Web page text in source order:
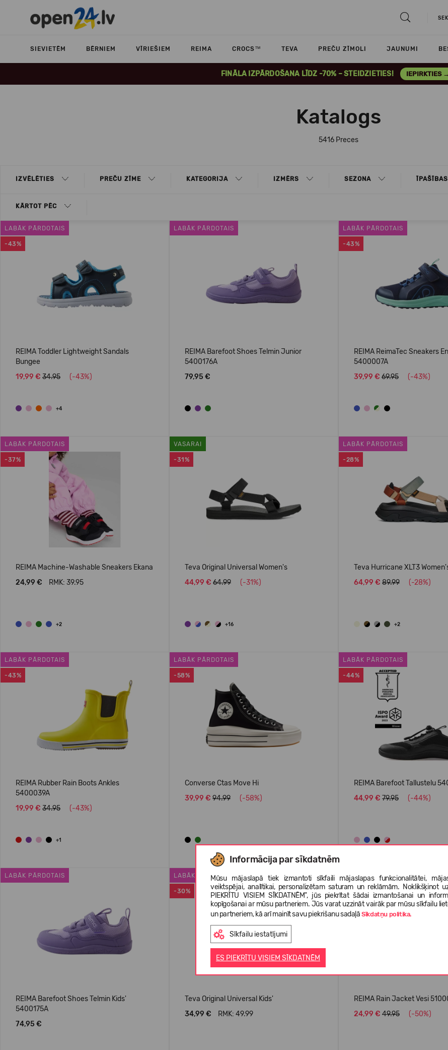
SIEVIETĒM BĒRNIEM VĪRIEŠIEM REIMA CROCS™ TEVA PREČU ZĪMOLI JAUNUMI
FINĀLA IZPĀRDOŠANA LĪDZ -70% – STEIDZIETIES! IEPIRKTIES →
Informācija par sīkdatnēm
Mūsu mājaslapā tiek izmantoti sīkfaili mājaslapas funkcionalitātei,
veiktspējai, analītikai, personalizētam saturam un reklāmām. Noklikšķinot
PIEKRĪTU VISIEM SĪKDATNĒM", jūs piekrītat šādai izmantošanai un
kopīgošanai ar mūsu partneriem. Jūs varat uzzināt vairāk par mūsu sīkfailu
un partneriem, kā arī mainīt savu piekrišanu sadaļāSīkdatņu politika.
Sīkfailu iestatījumi
ES PIEKRĪTU VISIEM SĪKDATNĒM
Katalogs
5416 Preces
IZVĒLĒTIES PREČU ZĪME KATEGORIJA IZMĒRS SEZONA ĪPAŠĪBAS
KĀRTOT PĒC
-43%
LABĀK PĀRDOTAIS
REIMA Toddler Lightweight Sandals
Bungee
19,99 € 34.95 (-43%)
+4
LABĀK PĀRDOTAIS
REIMA Barefoot Shoes Telmin Junior
5400176A
79,95 €
-43%
LABĀK PĀRDOTAIS
REIMA ReimaTec Sneakers
5400007A
39,99 € 69.95 (-43%)
-37%
LABĀK PĀRDOTAIS
REIMA Machine-Washable Sneakers Ekana
24,99 €
RMK: 39.95
+2
-31%
VASARAI
Teva Original Universal Women's
44,99 € 64.99 (-31%)
+16
-28%
LABĀK PĀRDOTAIS
Teva Hurricane XLT3
64,99 € 89.99 (-28%)
+2
-43%
LABĀK PĀRDOTAIS
REIMA Rubber Rain Boots Ankles
5400039A
19,99 € 34.95 (-43%)
+1
-58%
LABĀK PĀRDOTAIS
Converse Ctas Move Hi
39,99 € 94.99 (-58%)
-44%
LABĀK PĀRDOTAIS
REIMA Barefoot Tallustelu
44,99 € 79.95 (-44%)
LABĀK PĀRDOTAIS
REIMA Barefoot Shoes Telmin Kids'
5400175A
74,95 €
-30%
LABĀK PĀRDOTAIS
Teva Original Universal Kids'
34,99 €
RMK: 49.99
-50%
LABĀK PĀRDOTAIS
REIMA Rain Jacket Vesi
24,99 € 49.95 (-50%)